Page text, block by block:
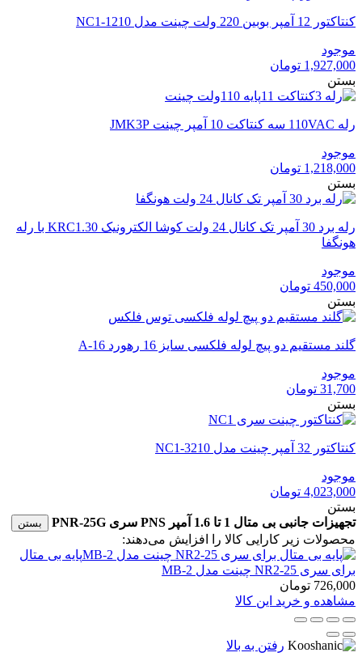
کنتاکتور 12 آمپر بوبین 220 ولت چینت مدل NC1-1210
موجود
1,927,000 تومان
بستن
رله 110VAC سه کنتاکت 10 آمپر چینت JMK3P
موجود
1,218,000 تومان
بستن
رله برد 30 آمپر تک کانال 24 ولت کوشا الکترونیک KRC1.30 با رله
هونگفا
موجود
450,000 تومان
بستن
گلند مستقیم دو پیچ لوله فلکسی سایز 16 رهورد A-16
موجود
31,700 تومان
بستن
کنتاکتور 32 آمپر چینت مدل NC1-3210
موجود
4,023,000 تومان
بستن
تجهیزات جانبی بی متال 1 تا 1.6 آمپر PNS سری PNR-25G
بستن
محصولات زیر کارایی کالا را افزایش می‌دهند:
پایه بی متال
برای سری NR2-25 چینت مدل MB-2
726,000 تومان
مشاهده و خرید این کالا
رفتن به بالا